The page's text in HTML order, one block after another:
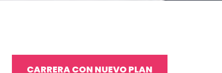
CARRERA CON NUEVO PLAN